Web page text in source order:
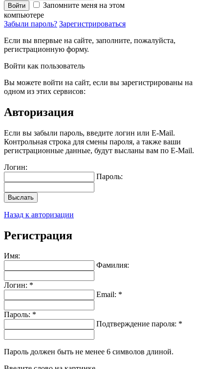
Войти
Запомните меня на этом
компьютере
Забыли пароль? Зарегистрироваться
Если вы впервые на сайте, заполните, пожалуйста,
регистрационную форму.
Войти как пользователь
Вы можете войти на сайт, если вы зарегистрированы на
одном из этих сервисов:
Авторизация
Если вы забыли пароль, введите логин или E-Mail.
Контрольная строка для смены пароля, а также ваши
регистрационные данные, будут высланы вам по E-Mail.
Логин:
Пароль:
Выслать
Назад к авторизации
Регистрация
Имя:
Фамилия:
Логин: *
Email: *
Пароль: *
Подтверждение пароля: *
Пароль должен быть не менее 6 символов длиной.